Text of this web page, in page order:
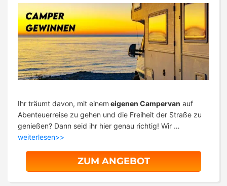
Ihr träumt davon, mit einem eigenen Campervan auf
Abenteuerreise zu gehen und die Freiheit der Straße zu
genießen? Dann seid ihr hier genau richtig! Wir …
weiterlesen>>
ZUM ANGEBOT